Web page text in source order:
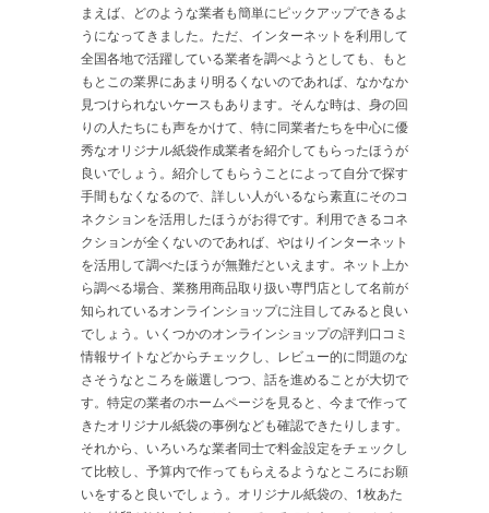
まえば、どのような業者も簡単にピックアップできるよ
うになってきました。ただ、インターネットを利用して
全国各地で活躍している業者を調べようとしても、もと
もとこの業界にあまり明るくないのであれば、なかなか
見つけられないケースもあります。そんな時は、身の回
りの人たちにも声をかけて、特に同業者たちを中心に優
秀なオリジナル紙袋作成業者を紹介してもらったほうが
良いでしょう。紹介してもらうことによって自分で探す
手間もなくなるので、詳しい人がいるなら素直にそのコ
ネクションを活用したほうがお得です。利用できるコネ
クションが全くないのであれば、やはりインターネット
を活用して調べたほうが無難だといえます。ネット上か
ら調べる場合、業務用商品取り扱い専門店として名前が
知られているオンラインショップに注目してみると良い
でしょう。いくつかのオンラインショップの評判口コミ
情報サイトなどからチェックし、レビュー的に問題のな
さそうなところを厳選しつつ、話を進めることが大切で
す。特定の業者のホームページを見ると、今まで作って
きたオリジナル紙袋の事例なども確認できたりします。
それから、いろいろな業者同士で料金設定をチェックし
て比較し、予算内で作ってもらえるようなところにお願
いをすると良いでしょう。オリジナル紙袋の、1枚あた